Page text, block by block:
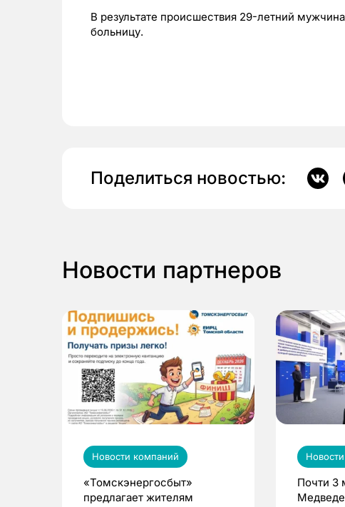
В результате происшествия 29-летний
больницу.
Поделиться новостью:
Новости партнеров
Новости компаний
«Томскэнергосбыт»
предлагает жителям
Почти 3